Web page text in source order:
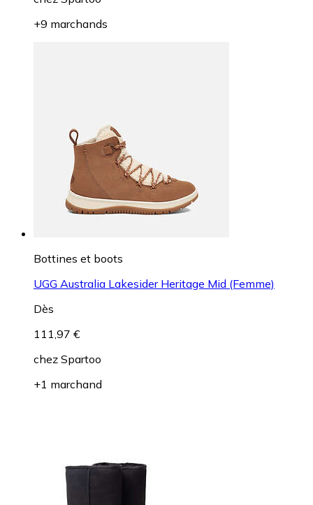
+9 marchands
Bottines et boots
UGG Australia Lakesider Heritage Mid (Femme)
Dès
111,97 €
chez Spartoo
+1 marchand